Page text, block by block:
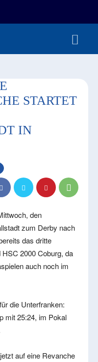
STARTET
IN C
den
zum Derby nach
das dritte
2000 Coburg, da
auch noch im
die Unterfranken:
mit 25:24, im Pokal
auf eine Revanche